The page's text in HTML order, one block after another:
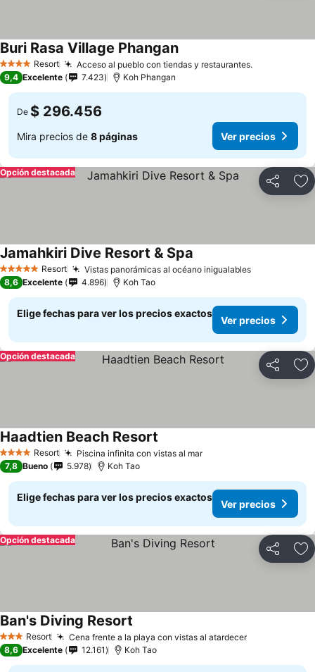
4 EstrellasResort Acceso al pueblo con tiendas y restaurantes.Ver precios
Buri Rasa Village PhanganVer precios
9,4 Excelente 7.423 Koh Phangan
De $ 296.456
Mira precios de 8 páginas Ver precios
Compartir
Opción destacada
5 Estrellas Resort Vistas panorámicas al océano inigualablesVer precios
Jamahkiri Dive Resort & Spa
8,6 Excelente 4.896 Koh Tao
Elige fechas para ver los precios exactos
Ver precios
Compartir
Opción destacada
4 EstrellasResort Piscina infinita con vistas al marVer precios
Haadtien Beach Resort
7,8 Bueno 5.978 Koh Tao
Elige fechas para ver los precios exactos
Ver precios
Compartir
Opción destacada
3 EstrellasResort Cena frente a la playa con vistas al atardecerVer precios
Ban's Diving Resort
8,6 Excelente 12.161 Koh Tao